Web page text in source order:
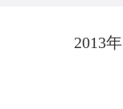
2013